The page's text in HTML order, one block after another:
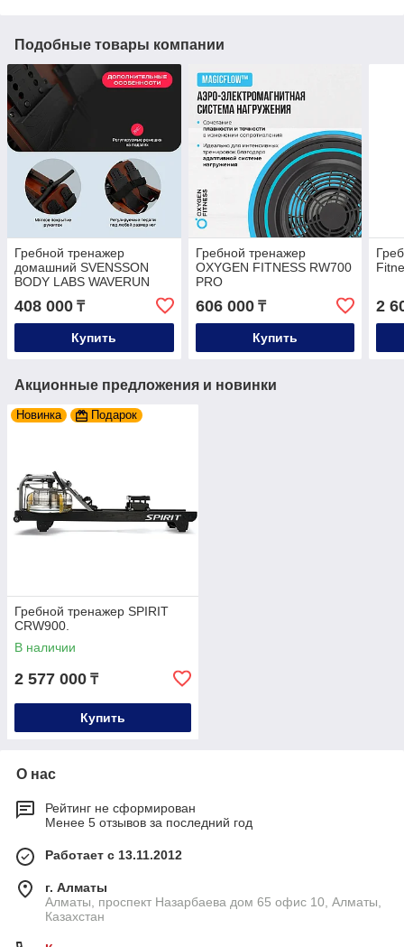
Подобные товары компании
Гребной тренажер
домашний SVENSSON
BODY LABS WAVERUN
408 000 ₸
Купить
Гребной тренажер
OXYGEN FITNESS RW700
PRO
606 000₸
Купить
2
Акционные предложения и новинки
Новинка Подарок
Гребной тренажер SPIRIT
CRW900.
В наличии
2 577 000 ₸
Купить
О нас
Рейтинг не сформирован
Менее 5 отзывов за последний год
Работает с 13.11.2012
г. Алматы
Алматы, проспект Назарбаева дом 65 офис 10, Алматы,
Казахстан